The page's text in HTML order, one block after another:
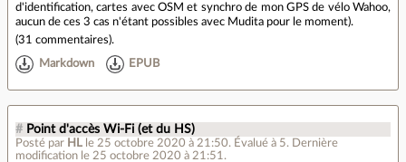
d'identification, cartes avec OSM et synchro de mon GPS de vélo Wahoo,
aucun de ces 3 cas n'étant possibles avec Mudita pour le moment).
(31 commentaires).
Markdown EPUB
# Point d'accès Wi-Fi (et du HS)
Posté par HL le 25 octobre 2020 à 21:50. Évalué à 5. Dernière
modification le 25 octobre 2020 à 21:51.